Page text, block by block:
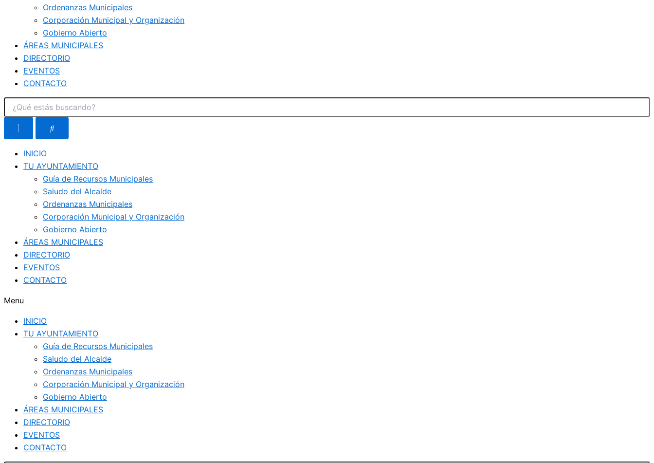
Ordenanzas Municipales
Corporación Municipal y Organización
Gobierno Abierto
ÁREAS MUNICIPALES
DIRECTORIO
EVENTOS
CONTACTO
INICIO
TU AYUNTAMIENTO
Guía de Recursos Municipales
Saludo del Alcalde
Ordenanzas Municipales
Corporación Municipal y Organización
Gobierno Abierto
ÁREAS MUNICIPALES
DIRECTORIO
EVENTOS
CONTACTO
Menu
INICIO
TU AYUNTAMIENTO
Guía de Recursos Municipales
Saludo del Alcalde
Ordenanzas Municipales
Corporación Municipal y Organización
Gobierno Abierto
ÁREAS MUNICIPALES
DIRECTORIO
EVENTOS
CONTACTO